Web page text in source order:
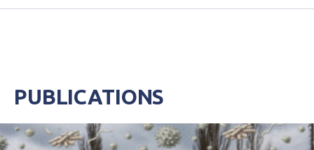
PUBLICATIONS